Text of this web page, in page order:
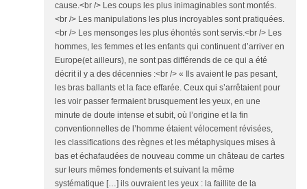
cause.<br /> Les coups les plus inimaginables sont montés.
<br /> Les manipulations les plus incroyables sont pratiquées.
<br /> Les mensonges les plus éhontés sont servis.<br /> Les
hommes, les femmes et les enfants qui continuent d’arriver en
Europe(et ailleurs), ne sont pas différends de ce qui a été
décrit il y a des décennies :<br /> « Ils avaient le pas pesant,
les bras ballants et la face effarée. Ceux qui s’arrêtaient pour
les voir passer fermaient brusquement les yeux, en une
minute de doute intense et subit, où l’origine et la fin
conventionnelles de l’homme étaient vélocement révisées,
les classifications des règnes et les métaphysiques mises à
bas et échafaudées de nouveau comme un château de cartes
sur leurs mêmes fondements et suivant la même
systématique […] ils ouvraient les yeux : la faillite de la